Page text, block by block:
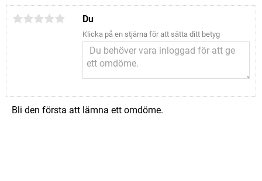
Du
Klicka på en stjärna för att sätta ditt betyg
Bli den första att lämna ett omdöme.